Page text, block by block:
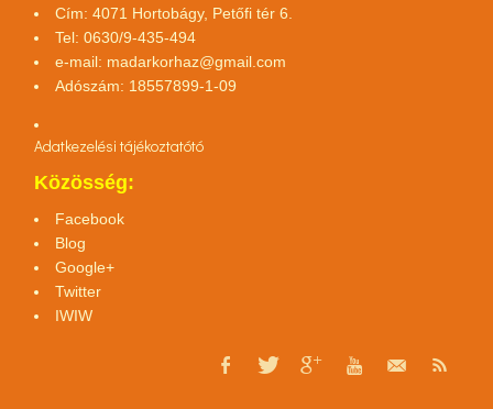
Cím: 4071 Hortobágy, Petőfi tér 6.
Tel: 0630/9-435-494
e-mail: madarkorhaz@gmail.com
Adószám: 18557899-1-09
Adatkezelési tájékoztatótó
Közösség:
Facebook
Blog
Google+
Twitter
IWIW